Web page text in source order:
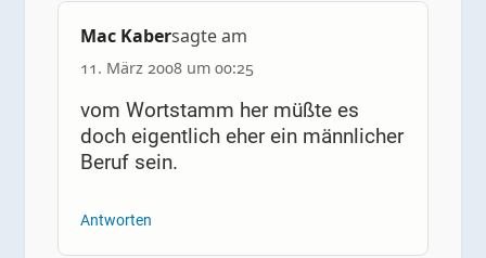
Mac Kabersagte am
11. März 2008 um 00:25
vom Wortstamm her müßte es
doch eigentlich eher ein männlicher
Beruf sein.
Antworten